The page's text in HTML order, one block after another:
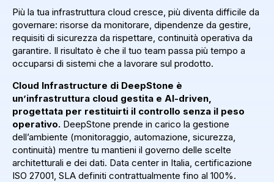
Più la tua infrastruttura cloud cresce, più diventa difficile da
governare: risorse da monitorare, dipendenze da gestire,
requisiti di sicurezza da rispettare, continuità operativa da
garantire. Il risultato è che il tuo team passa più tempo a
occuparsi di sistemi che a lavorare sul prodotto.
Cloud Infrastructure di DeepStone è
un’infrastruttura cloud gestita e AI-driven,
progettata per restituirti il controllo senza il peso
operativo. DeepStone prende in carico la gestione
dell’ambiente (monitoraggio, automazione, sicurezza,
continuità) mentre tu mantieni il governo delle scelte
architetturali e dei dati. Data center in Italia, certificazione
ISO 27001, SLA definiti contrattualmente fino al 100%.